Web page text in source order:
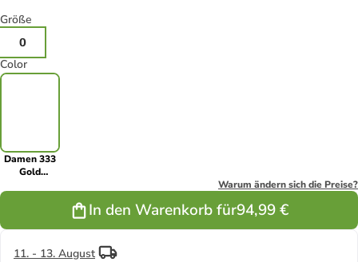
Größe
0
Color
Damen 333
Gold
Warum ändern sich die Preise?
In den Warenkorb für94,99 €
11. - 13. August